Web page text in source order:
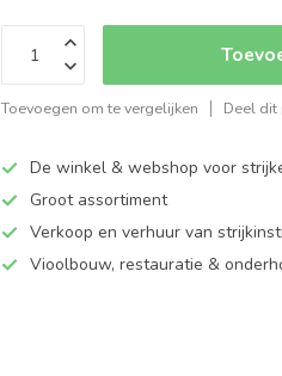
Toevoegen om te vergelijken Deel
De winkel & webshop voor
Groot assortiment
Verkoop en verhuur van
Vioolbouw, restauratie &